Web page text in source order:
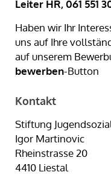
Leiter HR, 061 551
Haben wir Ihr
uns auf Ihre
auf unserem
bewerben-Button
Kontakt
Stiftung
Igor Martinovic
Rheinstrasse 20
4410 Liestal